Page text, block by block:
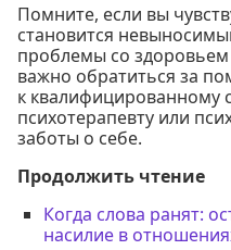
Помните, если вы
становится
проблемы со
важно обратиться за
к квалифицированному
психотерапевту или
заботы о себе.
Продолжить чтение
Когда слова ранят:
насилие в